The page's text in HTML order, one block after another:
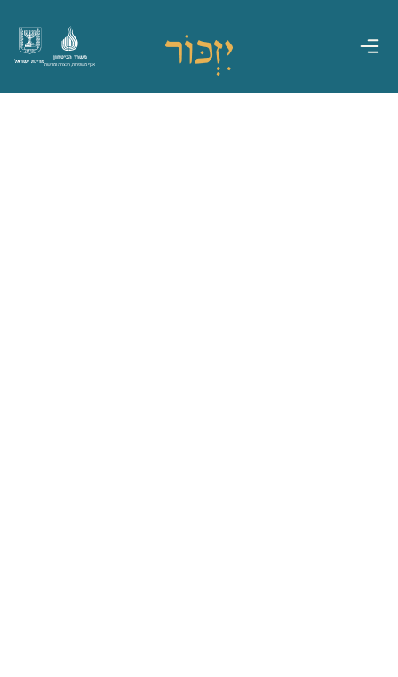
מדינת ישראל
משרד הביטחון
אגף משפחות, הנצחה ומורשת